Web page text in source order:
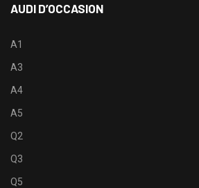
AUDI D’OCCASION
A1
A3
A4
A5
Q2
Q3
Q5